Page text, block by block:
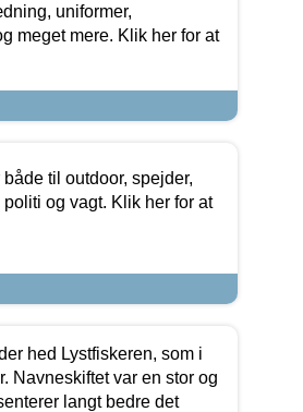
uniformer,
meget mere. Klik her for at
til outdoor, spejder,
og vagt. Klik her for at
hed Lystfiskeren, som i
Navneskiftet var en stor og
langt bedre det